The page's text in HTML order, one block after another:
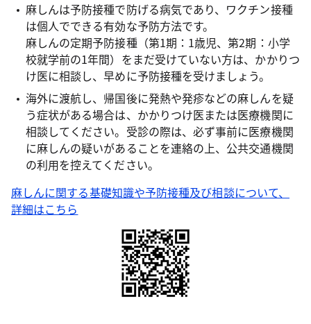
麻しんは予防接種で防げる病気であり、ワクチン接種
は個人でできる有効な予防方法です。
麻しんの定期予防接種（第1期：1歳児、第2期：小学
校就学前の1年間）をまだ受けていない方は、かかりつ
け医に相談し、早めに予防接種を受けましょう。
海外に渡航し、帰国後に発熱や発疹などの麻しんを疑
う症状がある場合は、かかりつけ医または医療機関に
相談してください。受診の際は、必ず事前に医療機関
に麻しんの疑いがあることを連絡の上、公共交通機関
の利用を控えてください。
麻しんに関する基礎知識や予防接種及び相談について、
詳細はこちら